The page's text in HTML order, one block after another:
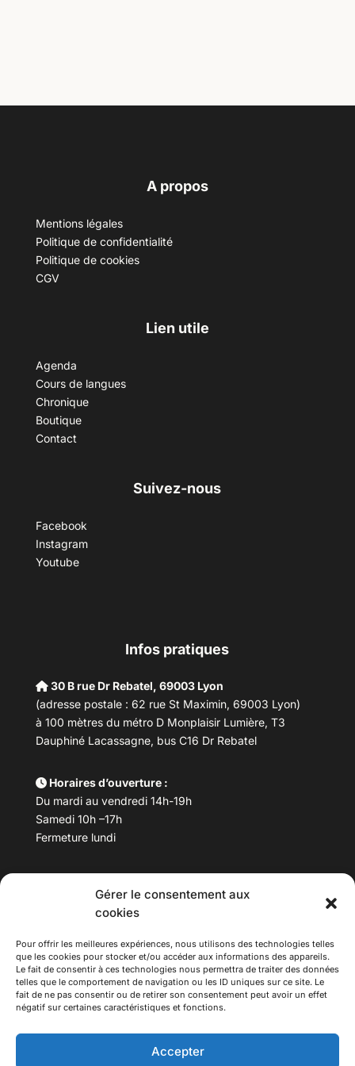
Gérer le consentement aux
cookies
Pour offrir les meilleures expériences, nous utilisons des technologies telles
que les cookies pour stocker et/ou accéder aux informations des appareils.
Le fait de consentir à ces technologies nous permettra de traiter des données
telles que le comportement de navigation ou les ID uniques sur ce site. Le
fait de ne pas consentir ou de retirer son consentement peut avoir un effet
négatif sur certaines caractéristiques et fonctions.
Accepter
A propos
Mentions légales
Politique de confidentialité
Politique de cookies
CGV
Lien utile
Agenda
Cours de langues
Chronique
Boutique
Contact
Suivez-nous
Facebook
Instagram
Youtube
Infos pratiques
30 B rue Dr Rebatel, 69003 Lyon
(adresse postale : 62 rue St Maximin, 69003 Lyon)
à 100 mètres du métro D Monplaisir Lumière, T3
Dauphiné Lacassagne, bus C16 Dr Rebatel
Horaires d’ouverture :
Du mardi au vendredi 14h-19h
Samedi 10h –17h
Fermeture lundi
maisondesculturesasiatiques@asiexpo.com